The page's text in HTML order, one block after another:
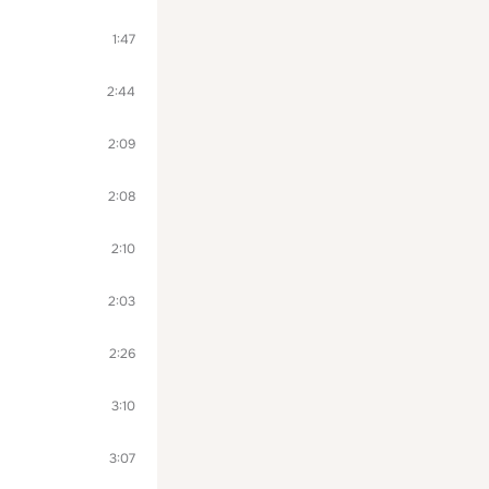
1:47
2:44
2:09
2:08
2:10
2:03
2:26
3:10
3:07